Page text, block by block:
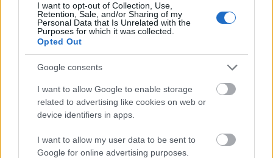
I want to opt-out of Collection, Use,
Retention, Sale, and/or Sharing of my
Personal Data that Is Unrelated with the
Purposes for which it was collected.
Opted Out
Google consents
I want to allow Google to enable storage
related to advertising like cookies on web or
device identifiers in apps.
I want to allow my user data to be sent to
Google for online advertising purposes.
HÍREK 2 órája